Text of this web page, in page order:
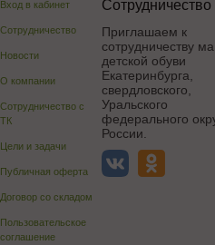
Вход в кабинет
Сотрудничество
Новости
О компании
Сотрудничество с
ТК
Цели и задачи
Публичная оферта
Договор со складом
Пользовательское
соглашение
Сотрудничество
Приглашаем к
сотрудничеству
детской обуви
Екатеринбурга,
свердловского,
Уральского
федерального
России.